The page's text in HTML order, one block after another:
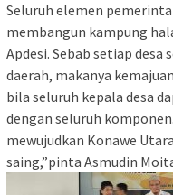
Seluruh elemen
membangun kampung
Apdesi. Sebab setiap
daerah, makanya
bila seluruh kepala desa
dengan seluruh
mewujudkan Konawe
saing,”pinta Asmudin